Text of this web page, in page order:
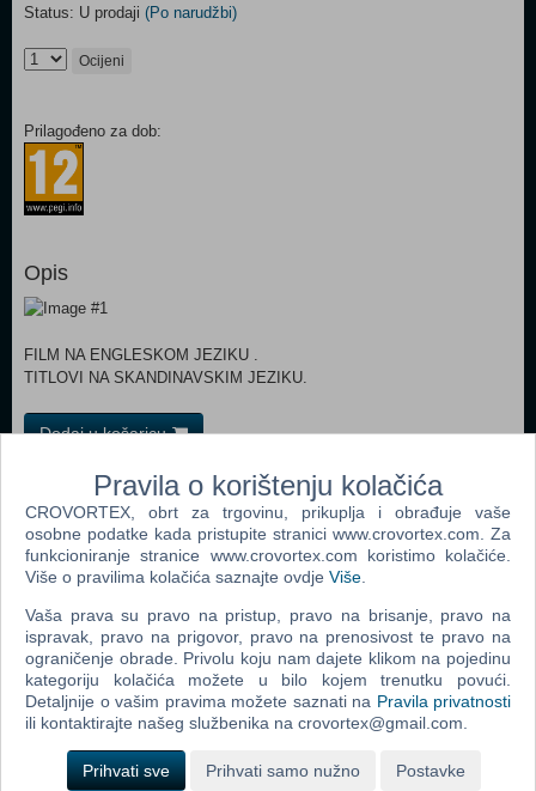
Status: U prodaji (Po narudžbi)
Ocijeni
Prilagođeno za dob:
Opis
FILM NA ENGLESKOM JEZIKU .
TITLOVI NA SKANDINAVSKIM JEZIKU.
Dodaj u košaricu
Popularno
Tragač - produljena verzija (Pathfinder Blu-Ray)
Plava Munja (Blue Streak Blu-Ray)
Harry Potter i Plameni Pehar (Harry Potter And The
Goblet Of Fire Blu-Ray)
Vodeni Konj - Legenda Dubina (N) (The Water Horse -
Legend Of The Deep Blu-Ray)
Blu-Ray)
Pravila o korištenju kolačića
CROVORTEX, obrt za trgovinu, prikuplja i obrađuje vaše
osobne podatke kada pristupite stranici www.crovortex.com. Za
funkcioniranje stranice www.crovortex.com koristimo kolačiće.
Više o pravilima kolačića saznajte ovdje Više
Vaša prava su pravo na pristup, pravo na brisanje, pravo na
ispravak, pravo na prigovor, pravo na prenosivost te pravo na
ograničenje obrade. Privolu koju nam dajete klikom na pojedinu
kategoriju kolačića možete u bilo kojem trenutku povući.
Detaljnije o vašim pravima možete saznati na Pravila privatnosti
ili kontaktirajte našeg službenika na crovortex@gmail.com.
Prihvati sve Prihvati samo nužno Postavke